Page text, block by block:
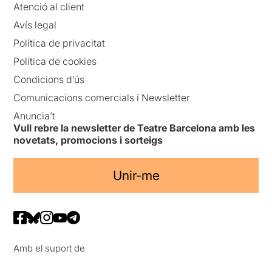
Atenció al client
Avís legal
Política de privacitat
Política de cookies
Condicions d’ús
Comunicacions comercials i Newsletter
Anuncia’t
Vull rebre la newsletter de Teatre Barcelona amb les
novetats, promocions i sorteigs
Unir-me
Amb el suport de